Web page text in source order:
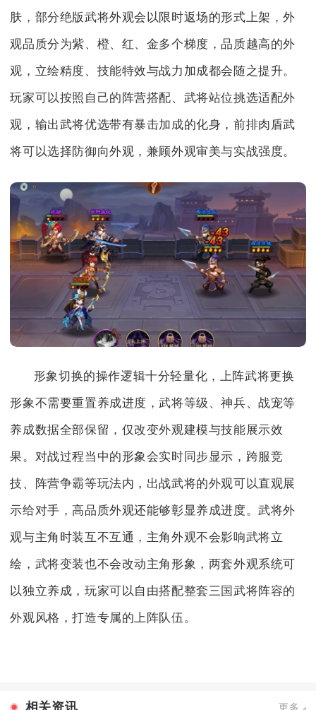
肤，部分绝版武将外观会以限时返场的形式上架，外
观品质分为紫、橙、红、金多个梯度，品质越高的外
观，立绘精度、技能特效与战力加成都会随之提升。
玩家可以按照自己的阵营搭配、武将站位挑选适配外
观，输出武将优选带有暴击加成的化身，前排肉盾武
将可以选择防御向外观，兼顾外观审美与实战强度。
形象切换的操作逻辑十分轻量化，上阵武将更换
形象不需要重置养成进度，武将等级、神兵、战宠等
养成数据全部保留，仅改变外观建模与技能展示效
果。对战过程当中的形象会实时同步显示，跨服竞
技、阵营争霸等玩法内，出战武将的外观可以直观展
示给对手，高品质外观还能够彰显养成进度。武将外
观与主角时装互不互通，主角外观不会影响武将立
绘，武将变装也不会改动主角形象，两套外观系统可
以独立养成，玩家可以自由搭配整套三国武将阵容的
外观风格，打造专属的上阵队伍。
相关资讯 更多